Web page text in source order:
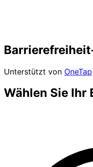
Unterstützt von OneTap
Wählen Sie